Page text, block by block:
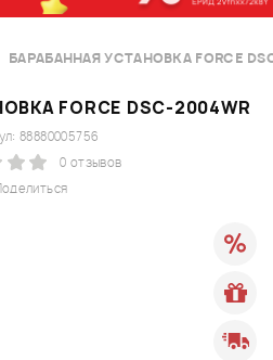
БАРАБАННАЯ УСТАНОВКА FORCE
FORCE DSC-2004WR
88880005756
0 отзывов